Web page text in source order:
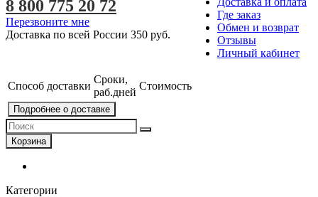
Где заказ
Обмен и возврат
Отзывы
Личный кабинет
8 800 775 20 72
Перезвоните мне
Доставка по всей России 350 руб.
Способ доставки
Сроки,
раб.дней
Стоимость
Подробнее о доставке
Корзина
Категории